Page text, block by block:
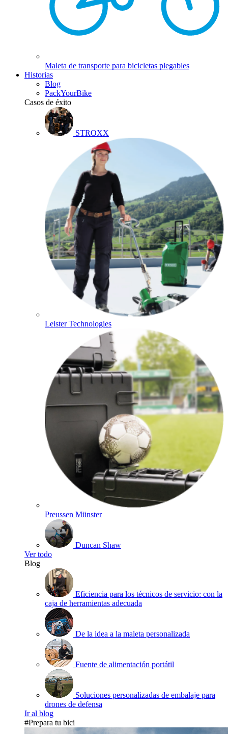
Maleta de transporte para bicicletas plegables
Historias
Blog
PackYourBike
Casos de éxito
STROXX
Leister Technologies
Preussen Münster
Duncan Shaw
Ver todo
Blog
Eficiencia para los técnicos de servicio: con la
caja de herramientas adecuada
De la idea a la maleta personalizada
Fuente de alimentación portátil
Soluciones personalizadas de embalaje para
drones de defensa
Ir al blog
#Prepara tu bici